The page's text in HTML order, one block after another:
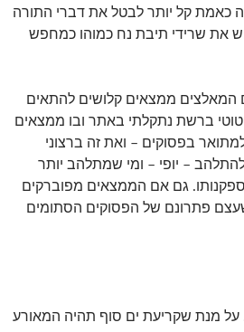
כאמת קל יותר לבטל את דברי התורה
את שרידי תיבת נח כמוהו כמחפש
המאלצים ממצאים קלושים להתאים
ברשת נתקלתי באתר ובו ממצאים
בפסוקים – ואת זה ברצוני
– יופי – ומי שמתלהב יותר
גם אם הממצאים מפוברקים
פתרונם של הפסוקים הסתומים
על מנת שקריעת ים סוף תהיה המאורע